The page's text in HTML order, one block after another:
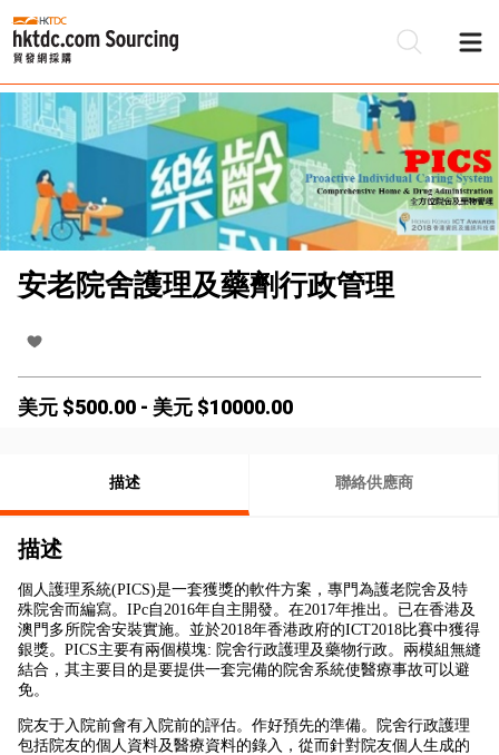
安老院舍護理及藥劑行政管理
美元 $500.00 - 美元 $10000.00
描述 聯絡供應商
描述
個人護理系統(PICS)是一套獲獎的軟件方案，專門為護老院舍及特
殊院舍而編寫。IPc自2016年自主開發。在2017年推出。已在香港及
澳門多所院舍安裝實施。並於2018年香港政府的ICT2018比賽中獲得
銀獎。PICS主要有兩個模塊: 院舍行政護理及藥物行政。兩模組無縫
結合，其主要目的是要提供一套完備的院舍系統使醫療事故可以避
免。
院友于入院前會有入院前的評估。作好預先的準備。院舍行政護理
包括院友的個人資料及醫療資料的錄入，從而針對院友個人生成的